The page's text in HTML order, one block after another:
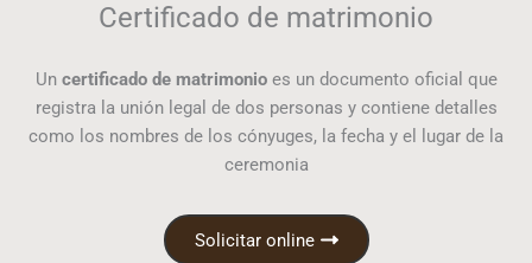
Certificado de matrimonio
Un certificado de matrimonioes un documento oficial que
registra la unión legal de dos personas y contiene detalles
como los nombres de los cónyuges, la fecha y el lugar de la
ceremonia
Solicitar online